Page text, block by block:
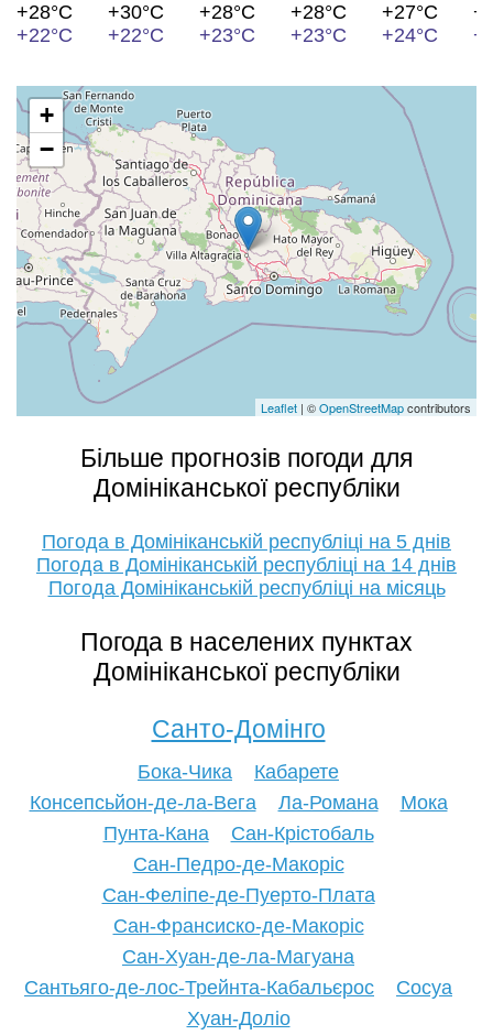
+28°C
+22°C
+30°C
+22°C
+28°C
+23°C
+28°C
+23°C
+27°C
+24°C
+
−
Leaflet | ©OpenStreetMapcontributors
Більше прогнозів погоди для
Домініканської республіки
Погода в Домініканській республіці на 5 днів
Погода в Домініканській республіці на 14 днів
Погода Домініканській республіці на місяць
Погода в населених пунктах
Домініканської республіки
Санто-Домінго
Бока-Чика
Кабарете
Консепсьйон-де-ла-Вега
Ла-Романа
Мока
Пунта-Кана
Сан-Крістобаль
Сан-Педро-де-Макоріс
Сан-Феліпе-де-Пуерто-Плата
Сан-Франсиско-де-Макоріс
Сан-Хуан-де-ла-Магуана
Сантьяго-де-лос-Трейнта-Кабальєрос
Сосуа
Хуан-Доліо